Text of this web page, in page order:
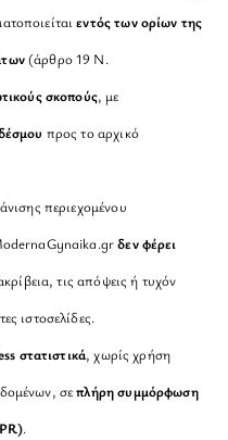
εντός των ορίων της
(άρθρο 19 Ν.
σκοπούς, με
προς το αρχικό
περιεχομένου
δεν φέρει
τις απόψεις ή τυχόν
ιστοσελίδες.
στατιστικά, χωρίς χρήση
σεπλήρη συμμόρφωση
.